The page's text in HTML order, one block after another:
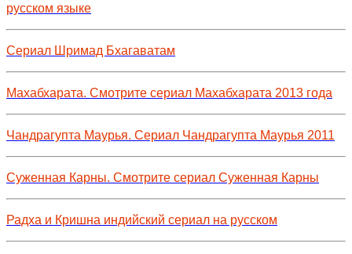
русском языке
Сериал Шримад Бхагаватам
Махабхарата. Смотрите сериал Махабхарата 2013 года
Чандрагупта Маурья. Сериал Чандрагупта Маурья 2011
Суженная Карны. Смотрите сериал Суженная Карны
Радха и Кришна индийский сериал на русском